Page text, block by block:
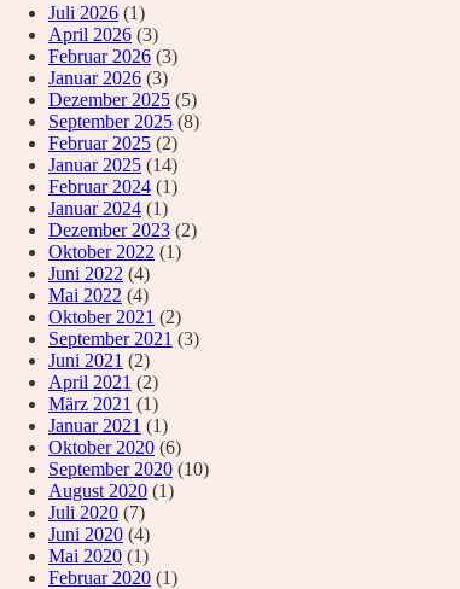
Juli 2026 (1)
April 2026 (3)
Februar 2026 (3)
Januar 2026 (3)
Dezember 2025 (5)
September 2025 (8)
Februar 2025 (2)
Januar 2025 (14)
Februar 2024 (1)
Januar 2024 (1)
Dezember 2023 (2)
Oktober 2022 (1)
Juni 2022 (4)
Mai 2022 (4)
Oktober 2021 (2)
September 2021 (3)
Juni 2021 (2)
April 2021 (2)
März 2021 (1)
Januar 2021 (1)
Oktober 2020 (6)
September 2020 (10)
August 2020 (1)
Juli 2020 (7)
Juni 2020 (4)
Mai 2020 (1)
Februar 2020 (1)